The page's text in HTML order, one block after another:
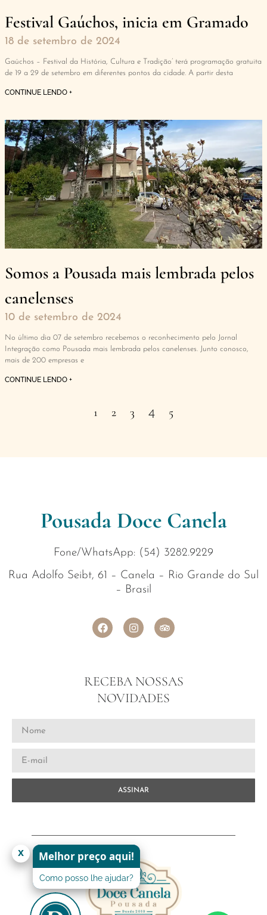
Festival Gaúchos, inicia em Gramado
18 de setembro de 2024
Gaúchos – Festival da História, Cultura e Tradição’ terá programação gratuita
de 19 a 29 de setembro em diferentes pontos da cidade. A partir desta
CONTINUE LENDO +
Somos a Pousada mais lembrada pelos
canelenses
10 de setembro de 2024
No último dia 07 de setembro recebemos o reconhecimento pelo Jornal
Integração como Pousada mais lembrada pelos canelenses. Junto conosco,
mais de 200 empresas e
CONTINUE LENDO +
1 2 3 4 5
Pousada Doce Canela
Fone/WhatsApp: (54) 3282.9229
Rua Adolfo Seibt, 61 – Canela – Rio Grande do Sul
– Brasil
RECEBA NOSSAS
NOVIDADES
ASSINAR
Melhor preço aqui!
Como posso lhe ajudar?
x